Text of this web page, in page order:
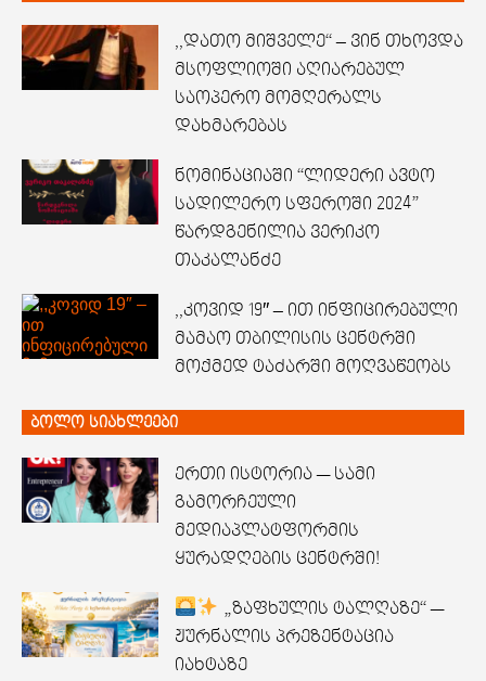
,,დათო მიშველე“ – ვინ თხოვდა
მსოფლიოში აღიარებულ
საოპერო მომღერალს
დახმარებას
ნომინაციაში “ლიდერი ავტო
სადილერო სფეროში 2024”
წარდგენილია ვერიკო
თაკალანძე
,,კოვიდ 19″ – ით ინფიცირებული
მამაო თბილისის ცენტრში
მოქმედ ტაძარში მოღვაწეობს
ბოლო სიახლეები
ერთი ისტორია — სამი
გამორჩეული
მედიაპლატფორმის
ყურადღების ცენტრში!
„ზაფხულის ტალღაზე“ —
ჟურნალის პრეზენტაცია
იახტაზე